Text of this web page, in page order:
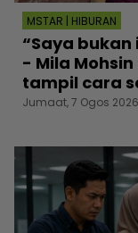
MSTAR | HIBURAN
“Saya bukan
- Mila
tampil cara
Jumaat, 7 Ogos 2026